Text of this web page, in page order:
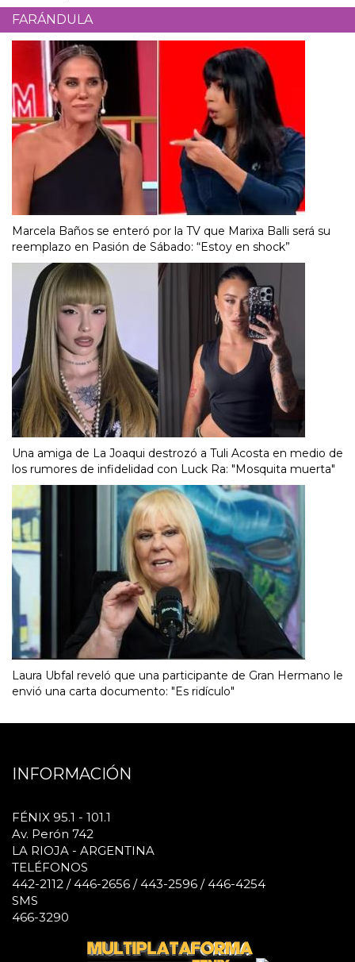
FARÁNDULA
Marcela Baños se enteró por la TV que Marixa Balli será su
reemplazo en Pasión de Sábado: “Estoy en shock”
Una amiga de La Joaqui destrozó a Tuli Acosta en medio de
los rumores de infidelidad con Luck Ra: "Mosquita muerta"
Laura Ubfal reveló que una participante de Gran Hermano le
envió una carta documento: "Es ridículo"
INFORMACIÓN
FÉNIX 95.1 - 101.1
Av. Perón 742
LA RIOJA - ARGENTINA
TELÉFONOS
442-2112 / 446-2656 / 443-2596 / 446-4254
SMS
466-3290